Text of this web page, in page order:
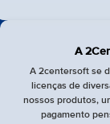
A
A 2centersoft se
licenças de
nossos produtos,
pagamento